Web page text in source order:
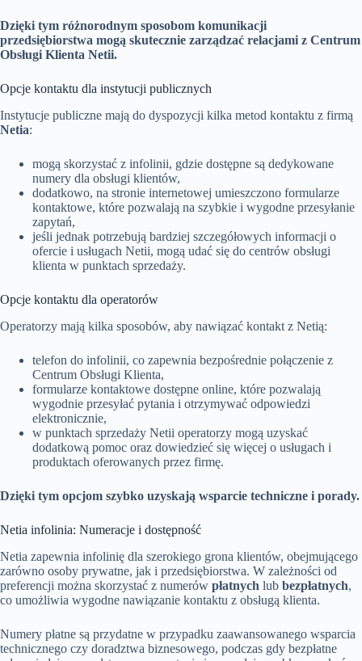
Dzięki tym różnorodnym sposobom komunikacji
przedsiębiorstwa mogą skutecznie zarządzać relacjami z Centrum
Obsługi Klienta Netii.
Opcje kontaktu dla instytucji publicznych
Instytucje publiczne mają do dyspozycji kilka metod kontaktu z firmą
Netia:
mogą skorzystać z infolinii, gdzie dostępne są dedykowane
numery dla obsługi klientów,
dodatkowo, na stronie internetowej umieszczono formularze
kontaktowe, które pozwalają na szybkie i wygodne przesyłanie
zapytań,
jeśli jednak potrzebują bardziej szczegółowych informacji o
ofercie i usługach Netii, mogą udać się do centrów obsługi
klienta w punktach sprzedaży.
Opcje kontaktu dla operatorów
Operatorzy mają kilka sposobów, aby nawiązać kontakt z Netią:
telefon do infolinii, co zapewnia bezpośrednie połączenie z
Centrum Obsługi Klienta,
formularze kontaktowe dostępne online, które pozwalają
wygodnie przesyłać pytania i otrzymywać odpowiedzi
elektronicznie,
w punktach sprzedaży Netii operatorzy mogą uzyskać
dodatkową pomoc oraz dowiedzieć się więcej o usługach i
produktach oferowanych przez firmę.
Dzięki tym opcjom szybko uzyskają wsparcie techniczne i porady.
Netia infolinia: Numeracje i dostępność
Netia zapewnia infolinię dla szerokiego grona klientów, obejmującego
zarówno osoby prywatne, jak i przedsiębiorstwa. W zależności od
preferencji można skorzystać z numerów płatnych lub bezpłatnych,
co umożliwia wygodne nawiązanie kontaktu z obsługą klienta.
Numery płatne są przydatne w przypadku zaawansowanego wsparcia
technicznego czy doradztwa biznesowego, podczas gdy bezpłatne